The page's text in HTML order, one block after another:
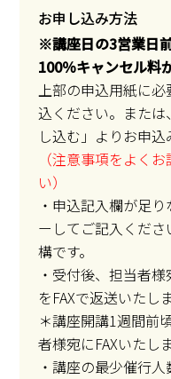
お申し込み方法
※講座日の3営業日
100％キャンセル料
上部の申込用紙に必
込ください。また
し込む」よりお申込
（注意事項をよく
い）
・申込記入欄が足
ーしてご記入くだ
構です。
・受付後、担当者
をFAXで返送いたしま
＊講座開講1週間前
者様宛にFAXいたしま
・講座の最少催行人